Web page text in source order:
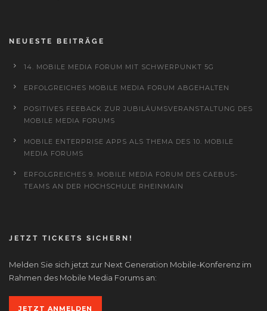
NEUESTE BEITRÄGE
14. MOBILE MEDIA FORUM MIT SCHWERPUNKT 5G
ERFOLGREICHES MOBILE MEDIA FORUM ABGEHALTEN
POSITIVES FEEBACK ZUR JUBILÄUMSVERANSTALTUNG DES
MOBILE MEDIA FORUMS
MOBILE ENTERPRISE APPS ALS THEMA DES 10. MOBILE
MEDIA FORUMS
ERFOLGREICHES 9. MOBILE MEDIA FORUM DES CAEBUS-
TEAMS AN DER HOCHSCHULE RHEINMAIN
JETZT TICKETS SICHERN!
Melden Sie sich jetzt zur Next Generation Mobile-Konferenz im
Rahmen des Mobile Media Forums an:
JETZT ANMELDEN